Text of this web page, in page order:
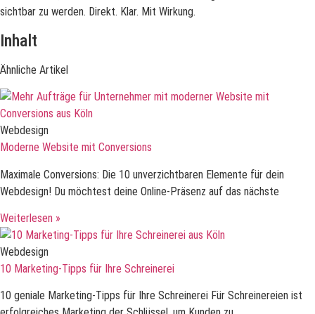
sichtbar zu werden. Direkt. Klar. Mit Wirkung.
Inhalt
Ähnliche Artikel
Webdesign
Moderne Website mit Conversions
Maximale Conversions: Die 10 unverzichtbaren Elemente für dein
Webdesign! Du möchtest deine Online-Präsenz auf das nächste
Weiterlesen »
Webdesign
10 Marketing-Tipps für Ihre Schreinerei
10 geniale Marketing-Tipps für Ihre Schreinerei Für Schreinereien ist